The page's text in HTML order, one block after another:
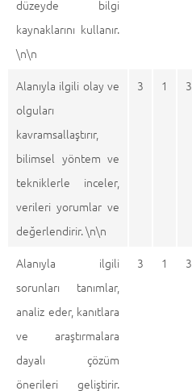
düzeyde bilgi
kaynaklarını kullanır.
\n\n
Alanıyla ilgili olay ve
olguları
kavramsallaştırır,
bilimsel yöntem ve
tekniklerle inceler,
verileri yorumlar ve
değerlendirir. \n\n
3 1 3
Alanıyla ilgili
sorunları tanımlar,
analiz eder, kanıtlara
ve araştırmalara
dayalı çözüm
önerileri geliştirir.
3 1 3